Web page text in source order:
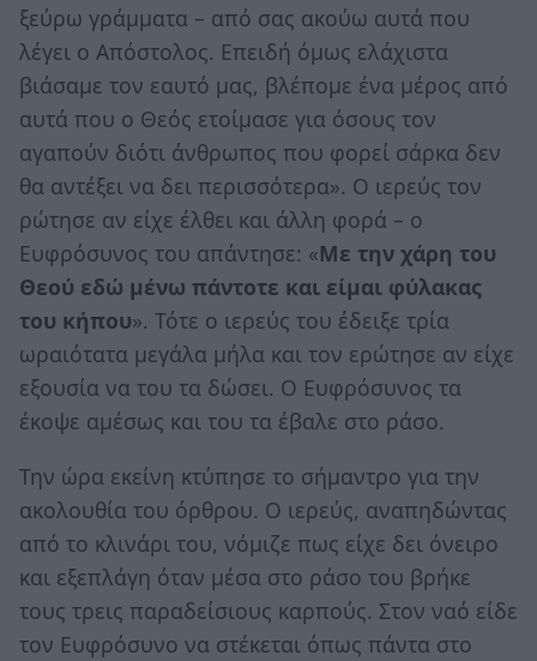
ξεύρω γράμματα – από σας ακούω αυτά που
λέγει ο Απόστολος. Επειδή όμως ελάχιστα
βιάσαμε τον εαυτό μας, βλέπομε ένα μέρος από
αυτά που ο Θεός ετοίμασε για όσους τον
αγαπούν διότι άνθρωπος που φορεί σάρκα δεν
θα αντέξει να δει περισσότερα». Ο ιερεύς τον
ρώτησε αν είχε έλθει και άλλη φορά – ο
Ευφρόσυνος του απάντησε: «Με την χάρη του
Θεού εδώ μένω πάντοτε και είμαι φύλακας
του κήπου». Τότε ο ιερεύς του έδειξε τρία
ωραιότατα μεγάλα μήλα και τον ερώτησε αν είχε
εξουσία να του τα δώσει. Ο Ευφρόσυνος τα
έκοψε αμέσως και του τα έβαλε στο ράσο.
Την ώρα εκείνη κτύπησε το σήμαντρο για την
ακολουθία του όρθρου. Ο ιερεύς, αναπηδώντας
από το κλινάρι του, νόμιζε πως είχε δει όνειρο
και εξεπλάγη όταν μέσα στο ράσο του βρήκε
τους τρεις παραδείσιους καρπούς. Στον ναό είδε
τον Ευφρόσυνο να στέκεται όπως πάντα στο